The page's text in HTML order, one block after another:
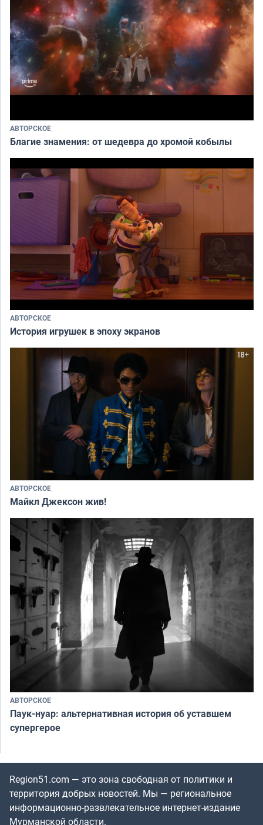
АВТОРСКОЕ
Благие знамения: от шедевра до хромой кобылы
АВТОРСКОЕ
История игрушек в эпоху экранов
АВТОРСКОЕ
Майкл Джексон жив!
АВТОРСКОЕ
Паук-нуар: альтернативная история об уставшем
супергерое
Region51.com — это зона свободная от политики и
территория добрых новостей. Мы — региональное
информационно-развлекательное интернет-издание
Мурманской области.